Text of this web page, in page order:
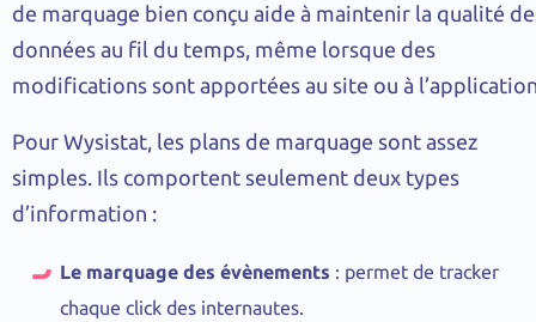
de marquage bien conçu aide à maintenir la qualité
données au fil du temps, même lorsque des
modifications sont apportées au site ou à
Pour Wysistat, les plans de marquage sont assez
simples. Ils comportent seulement deux types
d’information :
Le marquage des évènements : permet de tracker
chaque click des internautes.